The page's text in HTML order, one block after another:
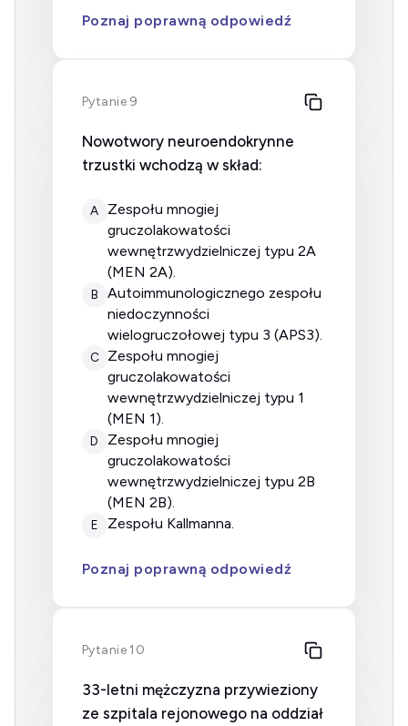
Poznaj poprawną odpowiedź
Pytanie 9
Nowotwory neuroendokrynne
trzustki wchodzą w skład:
A
zespołu mnogiej
gruczolakowatości
wewnętrzwydzielniczej typu 2A
(MEN 2A).
B
autoimmunologicznego zespołu
niedoczynności
wielogruczołowej typu 3 (APS3).
C
zespołu mnogiej
gruczolakowatości
wewnętrzwydzielniczej typu 1
(MEN 1).
D
zespołu mnogiej
gruczolakowatości
wewnętrzwydzielniczej typu 2B
(MEN 2B).
E zespołu Kallmanna.
Poznaj poprawną odpowiedź
Pytanie 10
33-letni mężczyzna przywieziony
ze szpitala rejonowego na oddział